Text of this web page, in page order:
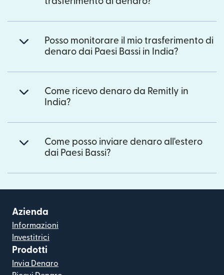
Posso monitorare il mio trasferimento di
denaro dai Paesi Bassi in India?
Come ricevo denaro da Remitly in
India?
Come posso inviare denaro all'estero
dai Paesi Bassi?
Azienda
Informazioni
Investitrici
Prodotti
Invia Denaro